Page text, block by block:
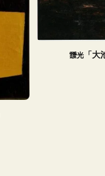
靉光 「大